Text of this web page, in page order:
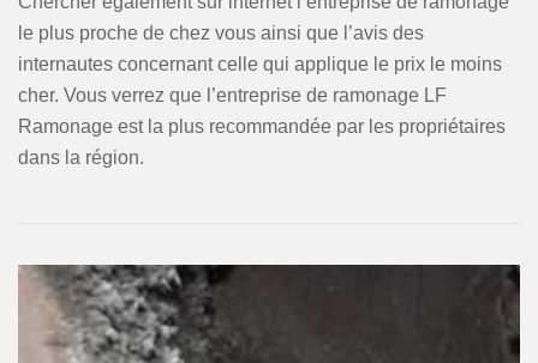
le plus proche de chez vous ainsi que l’avis des
internautes concernant celle qui applique le prix le moins
cher. Vous verrez que l’entreprise de ramonage LF
Ramonage est la plus recommandée par les propriétaires
dans la région.